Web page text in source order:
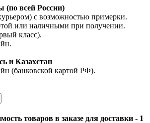
(по всей России)
с возможностью примерки.
или наличными при получении.
класс).
и Казахстан
(банковской картой РФ).
товаров в заказе для доставки - 1